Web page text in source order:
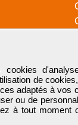
de
adaptés à vos
ou de
à tout moment